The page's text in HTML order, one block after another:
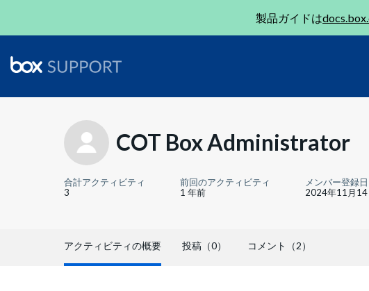
製品ガイドは
COT Box Administrator
合計アクティビティ
3
前回のアクティビティ
1 年前
メンバー登録日
2024年11月14
アクティビティの概要 投稿（0） コメント（2）